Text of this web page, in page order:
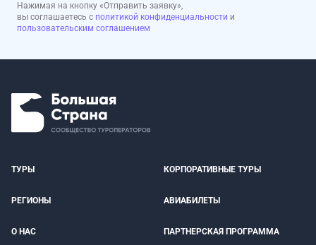
Нажимая на кнопку «Отправить заявку»,
вы соглашаетесь с политикой конфиденциальности и
пользовательским соглашением
ТУРЫ КОРПОРАТИВНЫЕ ТУРЫ
РЕГИОНЫ АВИАБИЛЕТЫ
О НАС ПАРТНЕРСКАЯ ПРОГРАММА